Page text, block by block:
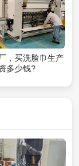
，买洗脸巾生产
多少钱?